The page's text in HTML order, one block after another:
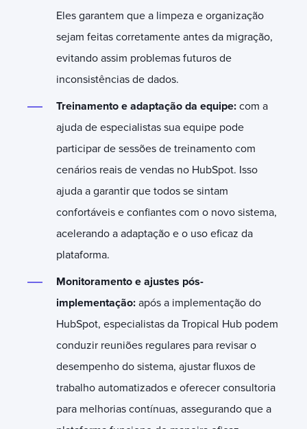
Eles garantem que a limpeza e organização
sejam feitas corretamente antes da migração,
evitando assim problemas futuros de
inconsistências de dados.
Treinamento e adaptação da equipe: com a
ajuda de especialistas sua equipe pode
participar de sessões de treinamento com
cenários reais de vendas no HubSpot. Isso
ajuda a garantir que todos se sintam
confortáveis e confiantes com o novo sistema,
acelerando a adaptação e o uso eficaz da
plataforma.
Monitoramento e ajustes pós-
implementação: após a implementação do
HubSpot, especialistas da Tropical Hub podem
conduzir reuniões regulares para revisar o
desempenho do sistema, ajustar fluxos de
trabalho automatizados e oferecer consultoria
para melhorias contínuas, assegurando que a